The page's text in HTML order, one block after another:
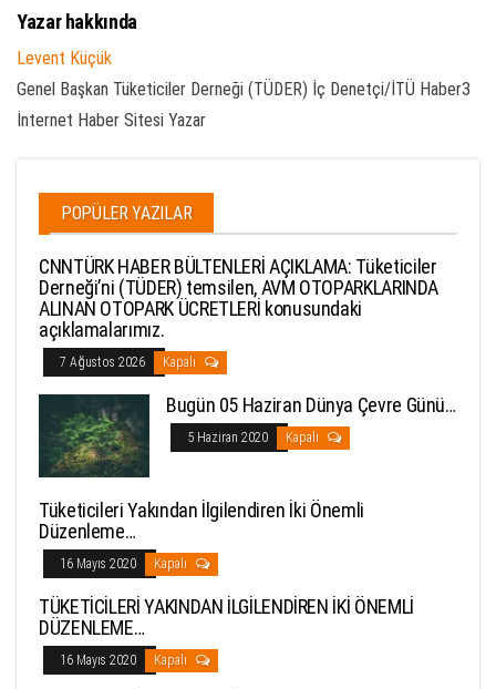
Yazar hakkında
Levent Küçük
Genel Başkan Tüketiciler Derneği (TÜDER) İç Denetçi/İTÜ Haber3
İnternet Haber Sitesi Yazar
POPÜLER YAZILAR
CNNTÜRK HABER BÜLTENLERİ AÇIKLAMA: Tüketiciler
Derneği’ni (TÜDER) temsilen, AVM OTOPARKLARINDA
ALINAN OTOPARK ÜCRETLERİ konusundaki
açıklamalarımız.
7 Ağustos 2026 Kapalı
Bugün 05 Haziran Dünya Çevre Günü…
5 Haziran 2020 Kapalı
Tüketicileri Yakından İlgilendiren İki Önemli
Düzenleme…
16 Mayıs 2020 Kapalı
TÜKETİCİLERİ YAKINDAN İLGİLENDİREN İKİ ÖNEMLİ
DÜZENLEME…
16 Mayıs 2020 Kapalı